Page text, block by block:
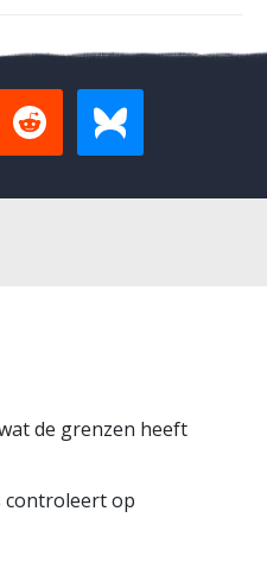
de grenzen heeft
controleert op